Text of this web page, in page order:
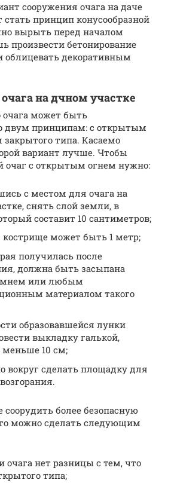
сооружения очага на даче
принцип конусообразной
вырыть перед началом
произвести бетонирование
облицевать декоративным
на дчном участке
очага может быть
двум принципам: с открытым
закрытого типа. Касаемо
вариант лучше. Чтобы
очаг с открытым огнем нужно:
с местом для очага на
снять слой земли, в
составит 10 сантиметров;
может быть 1 метр;
получилась после
должна быть засыпана
или любым
материалом такого
образовавшейся лунки
выкладку галькой,
меньше 10 см;
вокруг сделать площадку для
более безопасную
можно сделать следующим
очага нет разницы с тем, что
типа;